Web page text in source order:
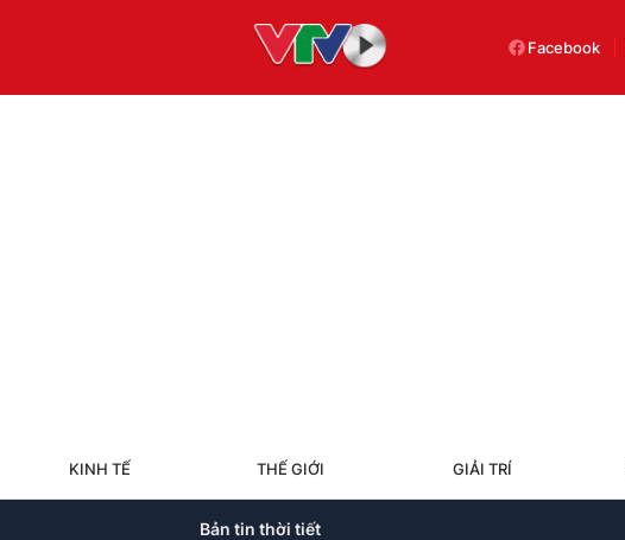
Facebook
KINH TẾ THẾ GIỚI GIẢI TRÍ
Bản tin thời tiết